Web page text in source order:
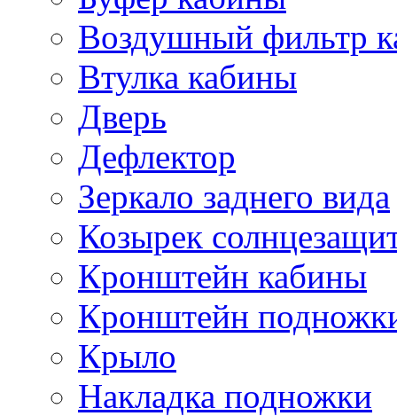
Воздушный фильтр
Втулка кабины
Дверь
Дефлектор
Зеркало заднего вида
Козырек
Кронштейн кабины
Кронштейн
Крыло
Накладка подножки